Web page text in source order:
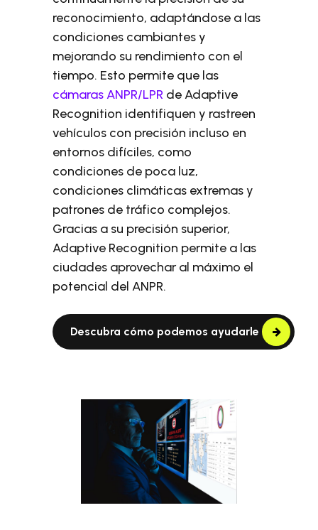
reconocimiento, adaptándose a las
condiciones cambiantes y
mejorando su rendimiento con el
tiempo. Esto permite que las
cámaras ANPR/LPR de Adaptive
Recognition identifiquen y rastreen
vehículos con precisión incluso en
entornos difíciles, como
condiciones de poca luz,
condiciones climáticas extremas y
patrones de tráfico complejos.
Gracias a su precisión superior,
Adaptive Recognition permite a las
ciudades aprovechar al máximo el
potencial del ANPR.
Descubra cómo podemos ayudarle